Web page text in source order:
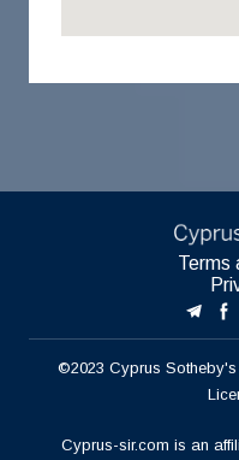
Terms
©2023 Cyprus Sotheby's
Cyprus-sir.com is an